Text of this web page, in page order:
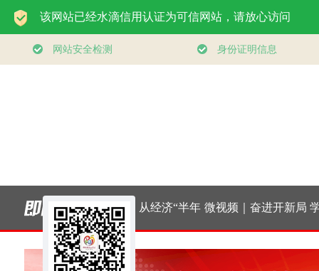
记的人民情怀
扎实实建设现
壹视界 | 从经济“半年
报”，看“十五五”稳健
微视频｜奋进开新局
实干挑大梁
学习
持